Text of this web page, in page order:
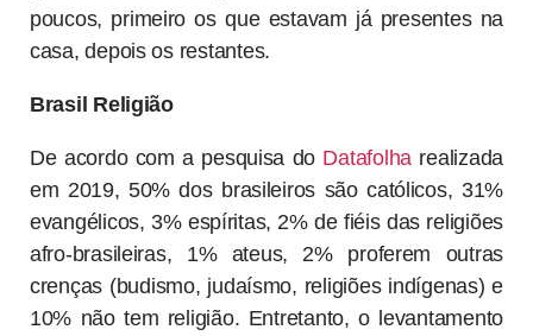
poucos, primeiro os que estavam já presentes na
casa, depois os restantes.
Brasil Religião
De acordo com a pesquisa do Datafolha realizada
em 2019, 50% dos brasileiros são católicos, 31%
evangélicos, 3% espíritas, 2% de fiéis das religiões
afro-brasileiras, 1% ateus, 2% proferem outras
crenças (budismo, judaísmo, religiões indígenas) e
10% não tem religião. Entretanto, o levantamento